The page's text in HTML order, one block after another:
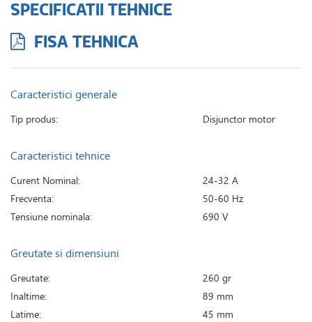
SPECIFICATII TEHNICE
FISA TEHNICA
Caracteristici generale
Tip produs: Disjunctor motor
Caracteristici tehnice
Curent Nominal:
24-32 A
Frecventa:
50-60 Hz
Tensiune nominala:
690 V
Greutate si dimensiuni
Greutate:
260 gr
Inaltime:
89 mm
Latime:
45 mm